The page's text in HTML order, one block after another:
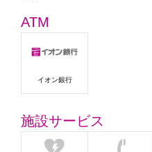
ATM
イオン銀行
施設サービス